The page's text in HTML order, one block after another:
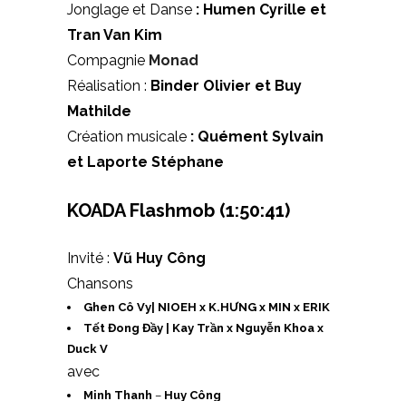
Jonglage et Danse : Humen Cyrille et
Tran Van Kim
Compagnie Monad
Réalisation : Binder Olivier et Buy
Mathilde
Création musicale : Quément Sylvain
et Laporte Stéphane
KOADA Flashmob (1:50:41)
Invité : Vũ Huy Công
Chansons
Ghen Cô Vy| NIOEH x K.HƯNG x MIN x ERIK
Tết Đong Đầy | Kay Trần x Nguyễn Khoa x
Duck V
avec
Minh Thanh – Huy Công